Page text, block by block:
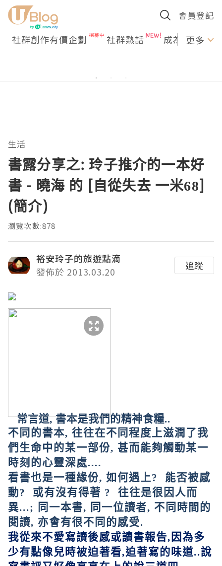
會員登記
社群創作有價企劃 社群熱話 成為U更多
生活
書露分享之: 玲子推介的一本好
書 - 曉海 的 [自從失去 一米68]
(簡介)
瀏覽次數:878
裕安玲子的旅遊點滴
發佈於 2013.03.20
追蹤
常言道,書本是我們的精神食糧..
不同的書本, 往往在不同程度上滋潤了我
們生命中的某一部份, 甚而能夠觸動某一
時刻的心靈深處....
看書也是一種緣份, 如何遇上?
能否被感
動? 或有沒有得著 ?
往往是很因人而
異...; 同一本書, 同一位讀者, 不同時間的
閱讀, 亦會有很不同的感受.
我從來不愛寫讀後感或讀書報告, 因為多
少有點像兒時被迫著看,迫著寫的味道..說